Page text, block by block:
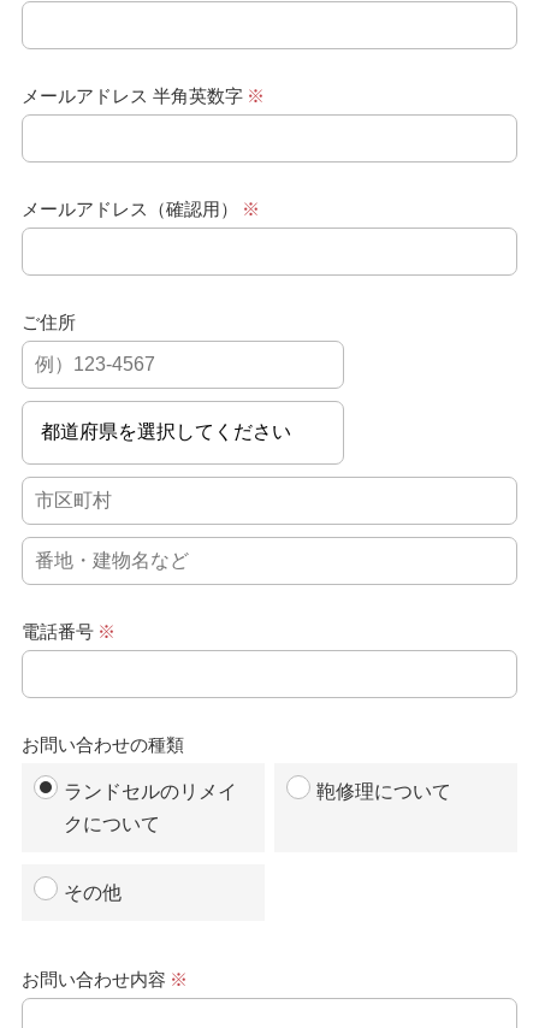
メールアドレス 半角英数字 ※
メールアドレス（確認用） ※
ご住所
電話番号 ※
お問い合わせの種類
ランドセルのリメイ
クについて
鞄修理について
その他
お問い合わせ内容 ※